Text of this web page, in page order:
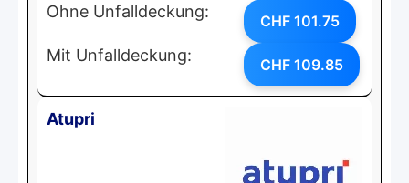
Ohne Unfalldeckung: CHF 101.75
Mit Unfalldeckung: CHF 109.85
Atupri